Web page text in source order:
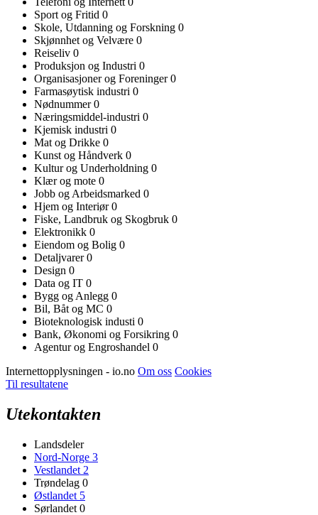
Sport og Fritid 0
Skole, Utdanning og Forskning 0
Skjønnhet og Velvære 0
Reiseliv 0
Produksjon og Industri 0
Organisasjoner og Foreninger0
Farmasøytisk industri 0
Nødnummer0
Næringsmiddel-industri 0
Kjemisk industri 0
Mat og Drikke 0
Kunst og Håndverk 0
Kultur og Underholdning 0
Klær og mote 0
Jobb og Arbeidsmarked 0
Hjem og Interiør0
Fiske, Landbruk og Skogbruk 0
Elektronikk 0
Eiendom og Bolig 0
Detaljvarer0
Design 0
Data og IT 0
Bygg og Anlegg 0
Bil, Båt og MC 0
Bioteknologisk industi 0
Bank, Økonomi og Forsikring 0
Agentur og Engroshandel 0
Internettopplysningen - io.no Om oss Cookies
Til resultatene
Utekontakten
Landsdeler
Nord-Norge 3
Vestlandet 2
Trøndelag 0
Østlandet 5
Sørlandet 0